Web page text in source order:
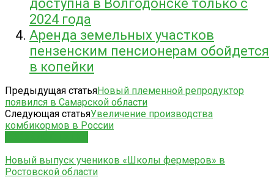
доступна в Волгодонске только с
2024 года
Аренда земельных участков
пензенским пенсионерам обойдется
в копейки
Предыдущая статьяНовый племенной репродуктор
появился в Самарской области
Следующая статьяУвеличение производства
комбикормов в России
Новый выпуск учеников «Школы фермеров» в
Ростовской области